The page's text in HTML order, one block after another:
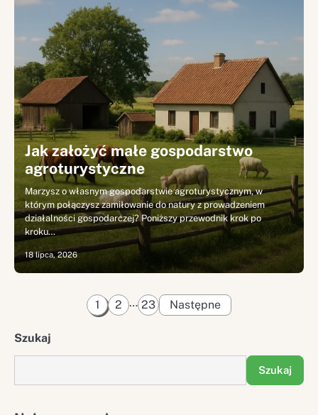
Jak założyć małe gospodarstwo
agroturystyczne
Marzysz o własnym gospodarstwie agroturystycznym, w
którym połączysz zamiłowanie do natury z prowadzeniem
działalności gospodarczej? Poniższy przewodnik krok po
kroku…
18 lipca, 2026
Stronicowanie
1 2 … 23 Następne
Szukaj
Szukaj